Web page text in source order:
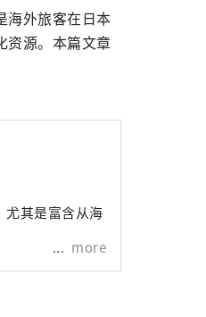
海外旅客在日本
资源。本篇文章
尤其是富含从海
more